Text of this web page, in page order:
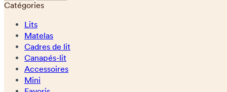
Catégories
Lits
Matelas
Cadres de lit
Canapés-lit
Accessoires
Mini